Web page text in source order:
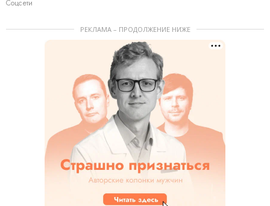
Соцсети
РЕКЛАМА – ПРОДОЛЖЕНИЕ НИЖЕ